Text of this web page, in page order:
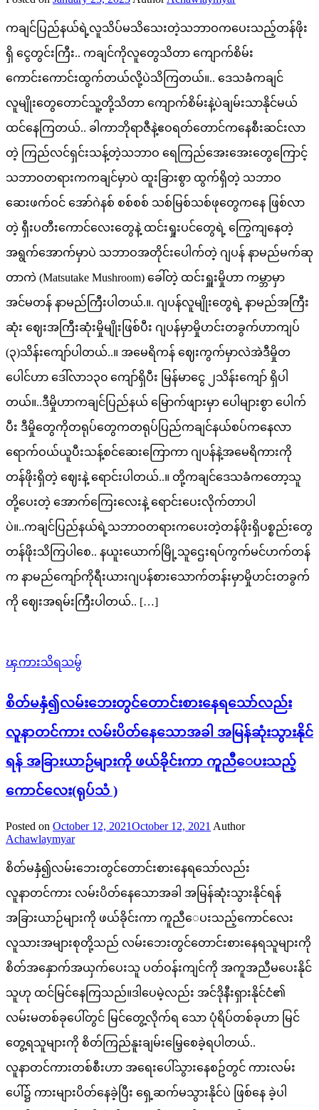
ကချင်ပြည်နယ်ရဲ့လူသိပ်မသိသေးတဲ့သဘာဝကပေးသည့်တန်ဖိုး
ရှိ ငွေတွင်းကြီး.. ကချင်ကိုလူတွေသိတာ ကျောက်စိမ်း
ကောင်းကောင်းထွက်တယ်လို့ပဲသိကြတယ်။.. ဒေသခံကချင်
လူမျိုးတွေတောင်သူ့တို့သိတာ ကျောက်စိမ်းနဲ့ပဲချမ်းသာနိုင်မယ်
ထင်နေကြတယ်.. ခါကာဘိုရာဇီနဲ့ဧဝရတ်တောင်ကနေစီးဆင်းလာ
တဲ့ ကြည်လင်ရှင်းသန့်တဲ့သဘာဝ ရေကြည်အေးအေးတွေကြောင့်
သဘာဝတရားကကချင်မှာပဲ ထူးခြားစွာ ထွက်ရှိတဲ့ သဘာဝ
ဆေးဖက်ဝင် အော်ဂဲနစ် စစ်စစ် သစ်မြစ်သစ်ဖုတွေကနေ ဖြစ်လာ
တဲ့ ရှီးပတီးကောင်လေးတွေနဲ့ ထင်းရှုးပင်တွေရဲ့ ကြွေကျနေတဲ့
အရွက်အောက်မှာပဲ သဘာဝအတိုင်းပေါက်တဲ့ ဂျပန် နာမည်မက်ဆု
တာကဲ (Matsutake Mushroom) ခေါ်တဲ့ ထင်းရှူးမှိုဟာ ကမ္ဘာမှာ
အင်မတန် နာမည်ကြီးပါတယ်.။. ဂျပန်လူမျိုးတွေရဲ့ နာမည်အကြီး
ဆုံး ဈေးအကြီးဆုံးမှိုမျိုးဖြစ်ပီး ဂျပန်မှာမှိုဟင်းတခွက်ဟာကျပ်
(၃)သိန်းကျော်ပါတယ်..။ အမေရိကန် ဈေးကွက်မှာလဲအဲဒီမှိုတ
ပေါင်ဟာ ဒေါ်လာ၁၃၀ ကျော်ရှိပီး မြန်မာငွေ ၂သိန်းကျော် ရှိပါ
တယ်။..ဒီမှိုဟာကချင်ပြည်နယ် မြောက်ဖျားမှာ ပေါများစွာ ပေါက်
ပီး ဒီမှိုတွေကိုတရုပ်တွေကတရုပ်ပြည်ကချင်နယ်စပ်ကနေလာ
ရောက်ဝယ်ယူပီးသန့်စင်ဆေးကြောကာ ဂျပန်နဲ့အမေရိကားကို
တန်ဖိုးရှိတဲ့ ဈေးနဲ့ ရောင်းပါတယ်..။ တို့ကချင်ဒေသခံကတော့သူ
တို့ပေးတဲ့ အောက်ကြေးလေးနဲ့ ရောင်းပေးလိုက်တာပါ
ပဲ။..ကချင်ပြည်နယ်ရဲ့သဘာဝတရားကပေးတဲ့တန်ဖိုးရှိပစ္စည်းတွေ
တန်ဖိုးသိကြပါစေ.. နယူးယောက်မြို့သူဌေးရပ်ကွက်မင်ဟက်တန်
က နာမည်ကျော်ကိုရီးယားဂျပန်စားသောက်တန်းမှာမှိုဟင်းတခွက်
ကို ဈေးအရမ်းကြီးပါတယ်.. […]
ၾကားသိရသမွ်
စိတ်မနှံ၍လမ်းဘေးတွင်တောင်းစားနေရသော်လည်း
လူနာတင်ကား လမ်းပိတ်နေသောအခါ အမြန်ဆုံးသွားနိုင်
ရန် အခြားယာဉ်များကို ဖယ်ခိုင်းကာ ကူညီေပးသည့်
ကောင်လေး(ရုပ်သံ )
Posted on October 12, 2021October 12, 2021 Author
Achawlaymyar
စိတ်မနှံ၍လမ်းဘေးတွင်တောင်းစားနေရသော်လည်း
လူနာတင်ကား လမ်းပိတ်နေသောအခါ အမြန်ဆုံးသွားနိုင်ရန်
အခြားယာဉ်များကို ဖယ်ခိုင်းကာ ကူညီေပးသည့်ကောင်လေး
လူသားအများစုတို့သည် လမ်းဘေးတွင်တောင်းစားနေရသူများကို
စိတ်အနှောက်အယှက်ပေးသူ ပတ်ဝန်းကျင်ကို အကူအညီမပေးနိုင်
သူဟု ထင်မြင်နေကြသည်။ဒါပေမဲ့လည်း အင်ဒိုနီးရှားနိုင်ငံ၏
လမ်းမတစ်ခုပေါ်တွင် မြင်တွေ့လိုက်ရ သော ပုံရိပ်တစ်ခုဟာ မြင်
တွေ့ရသူများကို စိတ်ကြည်နူးချမ်းမြေ့စေခဲ့ရပါတယ်..
လူနာတင်ကားတစ်စီးဟာ အရေးပေါ်သွားနေစဥ်တွင် ကားလမ်း
ပေါ်၌ ကားများပိတ်နေခဲ့ပြီး ရှေ့ဆက်မသွားနိုင်ပဲ ဖြစ်နေ ခဲ့ပါ